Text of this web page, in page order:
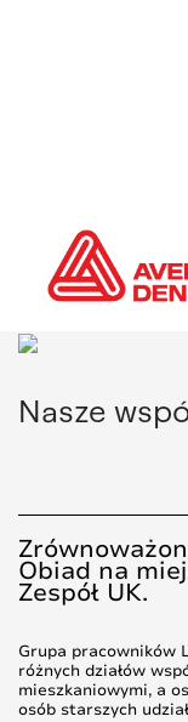
Nasze
Obiad na
Zespół UK.
Grupa pracowników
różnych działów
mieszkaniowymi, a
osób starszych